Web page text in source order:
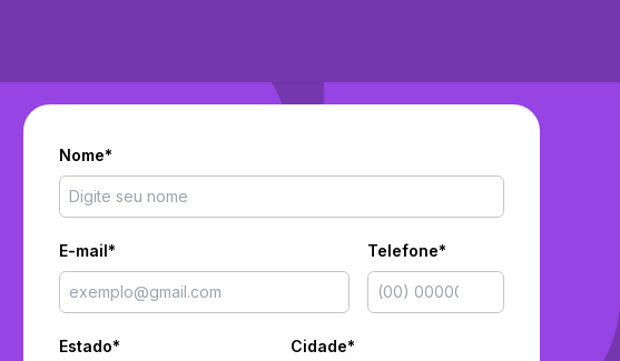
Nome*
E-mail* Telefone*
Estado* Cidade*